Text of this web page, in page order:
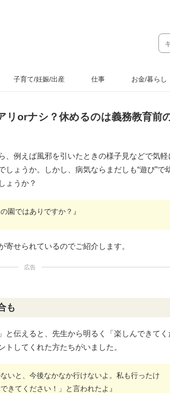
子育て/妊娠/出産 仕事 お金/暮らし
リorナシ？休めるのは義務教育前
、例えば風邪を引いたときの様子見などで気軽
ょうか。しかし、病気ならまだしも“遊び”で
ょうか？
園ではありですか？』
寄せられているのでご紹介します。
広告
も
と伝えると、先生から明るく「楽しんできてく
トしてくれた方たちがいました。
いと、今後なかなか行けないよ。私も行ったけ
てください！」と言われたよ』